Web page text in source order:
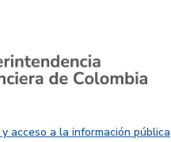
acceso a la información pública